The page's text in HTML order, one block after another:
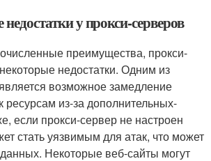
у прокси-серверов
преимущества, прокси-
недостатки. Одним из
возможное замедление
ресурсам из-за дополнительных-
если прокси-сервер не настроен
стать уязвимым для атак, что может
данных. Некоторые веб-сайты могут